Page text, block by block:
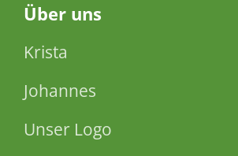
Über uns
Krista
Johannes
Unser Logo